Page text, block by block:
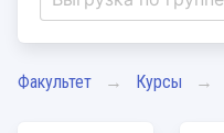
Факультет Курсы